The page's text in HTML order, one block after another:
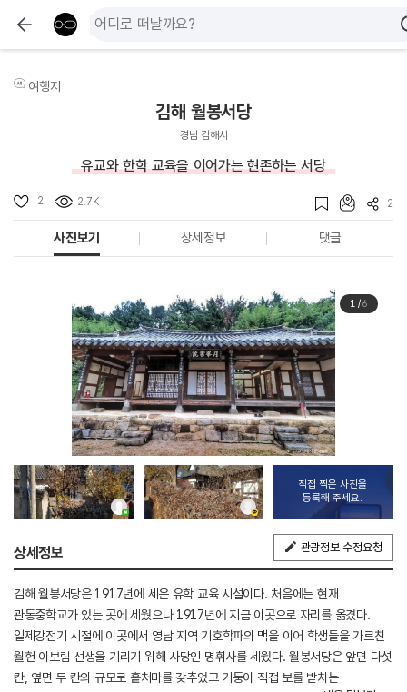
여행지
김해 월봉서당
경남 김해시
유교와 한학 교육을 이어가는 현존하는 서당
2 2.7K 2
사진보기 상세정보 댓글
1/6
직접 찍은 사진을
등록해 주세요.
상세정보 관광정보 수정요청
김해 월봉서당은 1917년에 세운 유학 교육 시설이다. 처음에는 현재
관동중학교가 있는 곳에 세웠으나 1917년에 지금 이곳으로 자리를 옮겼다.
일제강점기 시절에 이곳에서 영남 지역 기호학파의 맥을 이어 학생들을 가르친
월헌 이보림 선생을 기리기 위해 사당인 명휘사를 세웠다. 월봉서당은 앞면 다섯
칸, 옆면 두 칸의 규모로 홑처마를 갖추었고 기둥이 직접 보를 받치는